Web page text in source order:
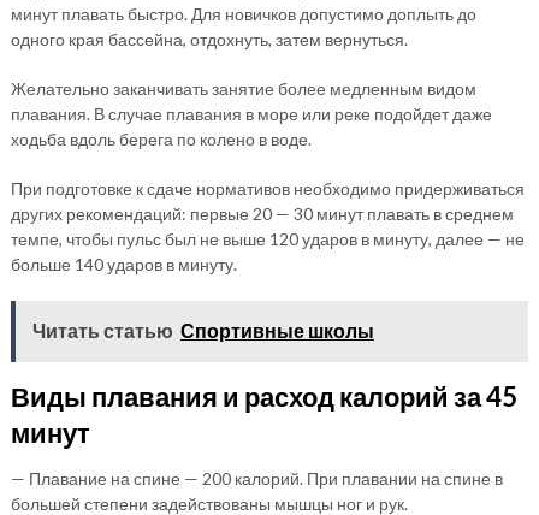
минут плавать быстро. Для новичков допустимо доплыть до
одного края бассейна, отдохнуть, затем вернуться.
Желательно заканчивать занятие более медленным видом
плавания. В случае плавания в море или реке подойдет даже
ходьба вдоль берега по колено в воде.
При подготовке к сдаче нормативов необходимо придерживаться
других рекомендаций: первые 20 — 30 минут плавать в среднем
темпе, чтобы пульс был не выше 120 ударов в минуту, далее — не
больше 140 ударов в минуту.
Читать статью Спортивные школы
Виды плавания и расход калорий за 45
минут
— Плавание на спине — 200 калорий. При плавании на спине в
большей степени задействованы мышцы ног и рук.